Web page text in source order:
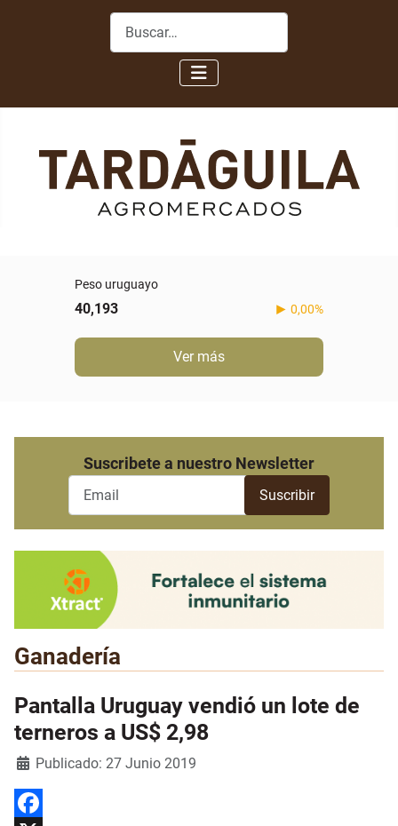
Buscar
Peso uruguayo
40,193 0,00%
Ver más
Suscribete a nuestro Newsletter
Ganadería
Pantalla Uruguay vendió un lote de
terneros a US$ 2,98
Detalles
Publicado: 27 Junio 2019